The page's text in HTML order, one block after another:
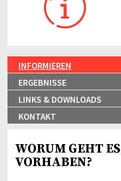
INFORMIEREN
ERGEBNISSE
LINKS & DOWNLOADS
KONTAKT
WORUM GEHT
VORHABEN?